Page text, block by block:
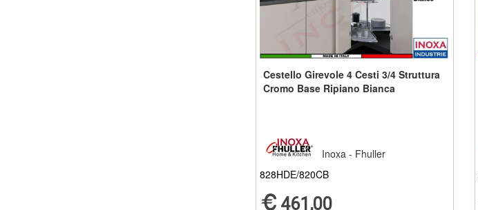
Cestello Girevole 4 Cesti 3/4 Struttura
Cromo Base Ripiano Bianca
Inoxa - Fhuller
828HDE/820CB
461,00